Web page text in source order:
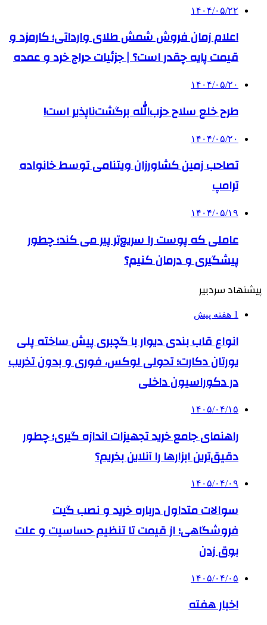
۱۴۰۴/۰۵/۲۲
اعلام زمان فروش شمش طلای وارداتی؛ کارمزد و
قیمت پایه چقدر است؟ | جزئیات حراج خرد و عمده
۱۴۰۴/۰۵/۲۰
طرح خلع سلاح حزب‌الله برگشت‌ناپذیر است!
۱۴۰۴/۰۵/۲۰
تصاحب زمین کشاورزان ویتنامی توسط خانواده
ترامپ
۱۴۰۴/۰۵/۱۹
عاملی که پوست را سریع‌تر پیر می کند؛ چطور
پیشگیری و درمان کنیم؟
پیشنهاد سردبیر
1 هفته پیش
انواع قاب بندی دیوار با گچبری پیش ساخته پلی
یورتان دکارت؛ تحولی لوکس، فوری و بدون تخریب
در دکوراسیون داخلی
۱۴۰۵/۰۴/۱۵
راهنمای جامع خرید تجهیزات اندازه گیری؛ چطور
دقیق‌ترین ابزارها را آنلاین بخریم؟
۱۴۰۵/۰۴/۰۹
سوالات متداول درباره خرید و نصب گیت
فروشگاهی؛ از قیمت تا تنظیم حساسیت و علت
بوق زدن
۱۴۰۵/۰۴/۰۵
اخبار هفته